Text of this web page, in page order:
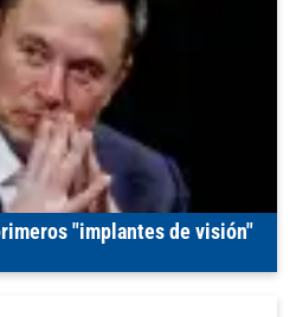
"implantes de visión"